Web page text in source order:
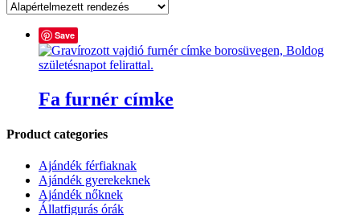
Save
Fa furnér címke
Product categories
Ajándék férfiaknak
Ajándék gyerekeknek
Ajándék nőknek
Állatfigurás órák